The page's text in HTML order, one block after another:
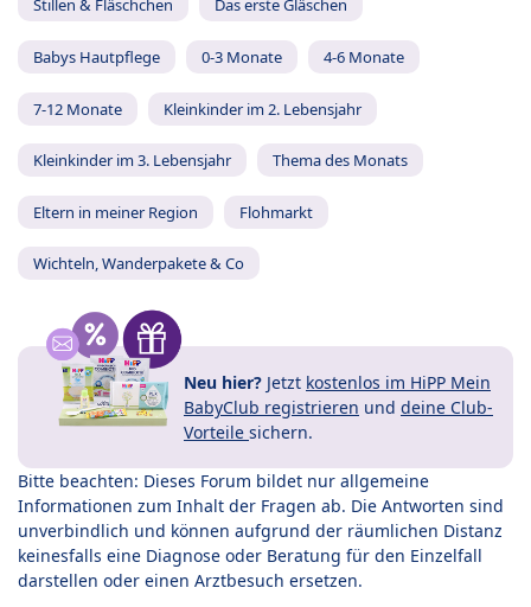
Stillen & Fläschchen Das erste Gläschen
Babys Hautpflege 0-3 Monate 4-6 Monate
7-12 Monate Kleinkinder im 2. Lebensjahr
Kleinkinder im 3. Lebensjahr Thema des Monats
Eltern in meiner Region Flohmarkt
Wichteln, Wanderpakete & Co
Neu hier? Jetzt kostenlos im HiPP Mein
BabyClub registrieren und deine Club-
Vorteile sichern.
Bitte beachten: Dieses Forum bildet nur allgemeine
Informationen zum Inhalt der Fragen ab. Die Antworten sind
unverbindlich und können aufgrund der räumlichen Distanz
keinesfalls eine Diagnose oder Beratung für den Einzelfall
darstellen oder einen Arztbesuch ersetzen.